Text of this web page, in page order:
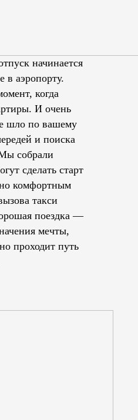
начинается
в аэропорту.
когда
И очень
шло по вашему
и поиска
собрали
сделать старт
комфортным
такси
поездка —
мечты,
проходит путь